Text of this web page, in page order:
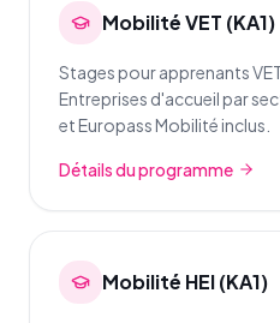
Mobilité VET (KA1)
Stages pour apprenants
Entreprises d'accueil par
et Europass Mobilité inclus.
Détails du programme
Mobilité HEI (KA1)